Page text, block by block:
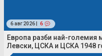
6 авг 2026 | 6
Европа разби най-големия
Левски, ЦСКА и ЦСКА 1948